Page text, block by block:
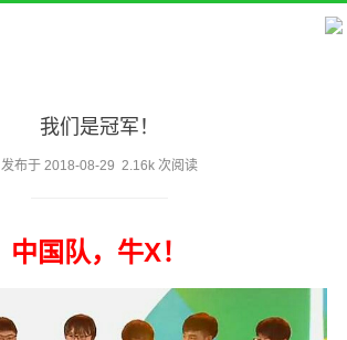
我们是冠军！
发布于 2018-08-29 2.16k 次阅读
中国队，牛X！